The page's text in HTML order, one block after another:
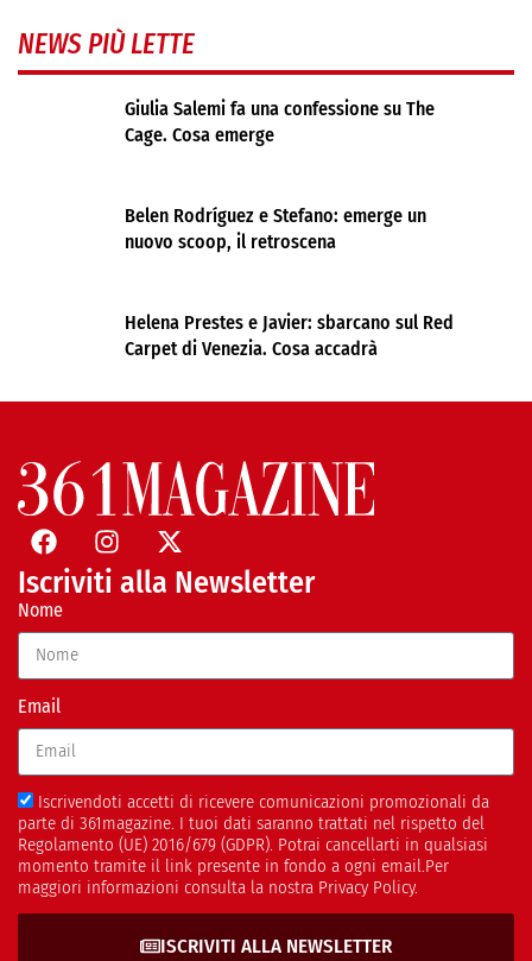
NEWS PIÙ LETTE
Giulia Salemi fa una confessione su The
Cage. Cosa emerge
Belen Rodríguez e Stefano: emerge un
nuovo scoop, il retroscena
Helena Prestes e Javier: sbarcano sul Red
Carpet di Venezia. Cosa accadrà
Iscriviti alla Newsletter
Nome
Email
Iscrivendoti accetti di ricevere comunicazioni promozionali da
parte di 361magazine. I tuoi dati saranno trattati nel rispetto del
Regolamento (UE) 2016/679 (GDPR). Potrai cancellarti in qualsiasi
momento tramite il link presente in fondo a ogni email.Per
maggiori informazioni consulta la nostra Privacy Policy.
ISCRIVITI ALLA NEWSLETTER